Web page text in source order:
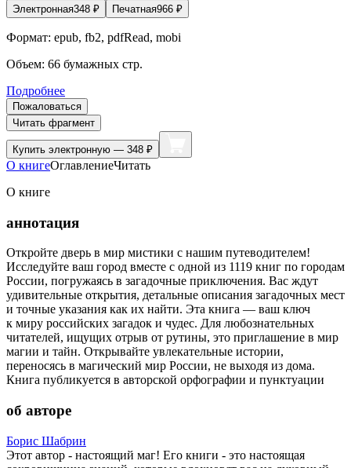
Электронная348 ₽ Печатная966 ₽
Формат: epub, fb2, pdfRead, mobi
Объем: 66 бумажных стр.
Подробнее
Пожаловаться
Читать фрагмент
Купить электронную — 348 ₽
О книгеОглавлениеЧитать
О книге
аннотация
Откройте дверь в мир мистики с нашим путеводителем!
Исследуйте ваш город вместе с одной из 1119 книг по городам
России, погружаясь в загадочные приключения. Вас ждут
удивительные открытия, детальные описания загадочных мест
и точные указания как их найти. Эта книга — ваш ключ
к миру российских загадок и чудес. Для любознательных
читателей, ищущих отрыв от рутины, это приглашение в мир
магии и тайн. Открывайте увлекательные истории,
переносясь в магический мир России, не выходя из дома.
Книга публикуется в авторской орфографии и пунктуации
об авторе
Борис Шабрин
Этот автор - настоящий маг! Его книги - это настоящая